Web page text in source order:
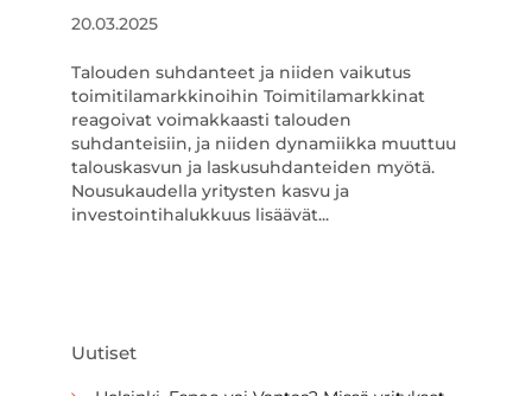
20.03.2025
Talouden suhdanteet ja niiden vaikutus
toimitilamarkkinoihin Toimitilamarkkinat
reagoivat voimakkaasti talouden
suhdanteisiin, ja niiden dynamiikka muuttuu
talouskasvun ja laskusuhdanteiden myötä.
Nousukaudella yritysten kasvu ja
investointihalukkuus lisäävät...
Uutiset